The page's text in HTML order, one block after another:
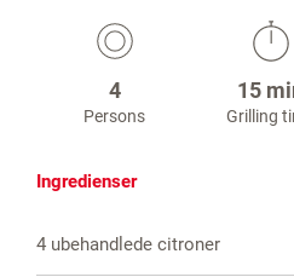
4
Persons
15
Grilling
Ingredienser
4 ubehandlede citroner